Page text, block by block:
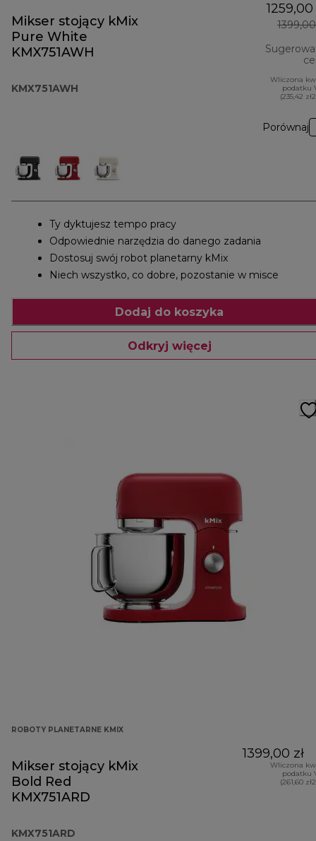
Mikser stojący kMix
Pure White
KMX751AWH
KMX751AWH
1259,00
1399,00
Wliczona
podatku
(235,42
Porównaj
Ty dyktujesz tempo pracy
Odpowiednie narzędzia do danego zadania
Dostosuj swój robot planetarny kMix
Niech wszystko, co dobre, pozostanie w misce
Dodaj do koszyka
Odkryj więcej
ROBOTY PLANETARNE KMIX
Mikser stojący kMix
Bold Red
KMX751ARD
KMX751ARD
1399,00 zł
Wliczona
podatku
(261,60